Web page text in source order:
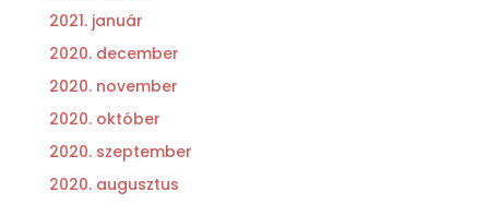
2021. január
2020. december
2020. november
2020. október
2020. szeptember
2020. augusztus